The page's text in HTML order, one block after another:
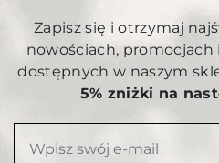
Zapisz się i otrzymaj
nowościach,
dostępnych w naszym
5% zniżki na